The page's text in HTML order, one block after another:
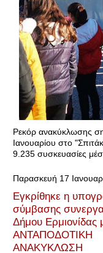
Ρεκόρ ανακύκλωσης
Ιανουαρίου στο
9.235 συσκευασίες
Παρασκευή 17
Εγκρίθηκε η
σύμβασης
Δήμου Ερμιονίδας
ΑΝΤΑΠΟΔΟΤΙΚΗ
ΑΝΑΚΥΚΛΩΣΗ